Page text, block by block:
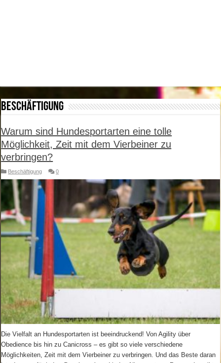
Beschäftigung
Warum sind Hundesportarten eine tolle
Möglichkeit, Zeit mit dem Vierbeiner zu
verbringen?
Beschäftigung 0
Die Vielfalt an Hundesportarten ist beeindruckend! Von Agility über
Obedience bis hin zu Canicross – es gibt so viele verschiedene
Möglichkeiten, Zeit mit dem Vierbeiner zu verbringen. Und das Beste daran